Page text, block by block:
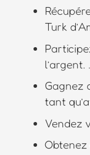
Turk
l’argent. …
Gagnez
tant
Vendez
Obtenez